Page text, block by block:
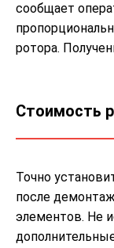
сообщает
ротора.
Стоимость
Точно
после
элементов. Не